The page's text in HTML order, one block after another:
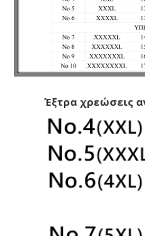
Έξτρα χρεώσεις